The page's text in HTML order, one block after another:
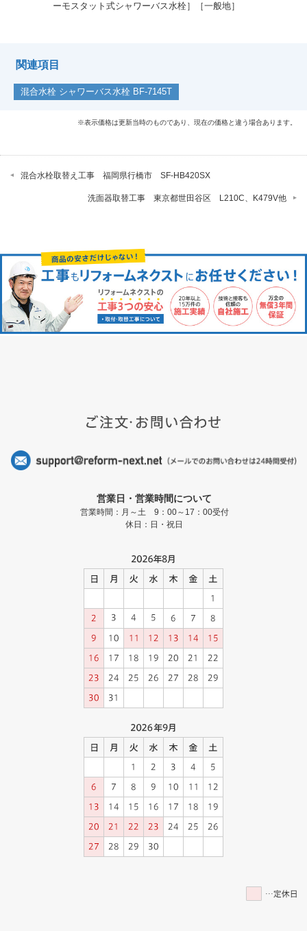
ーモスタット式シャワーバス水栓］［一般地］
関連項目
混合水栓 シャワーバス水栓 BF-7145T
※表示価格は更新当時のものであり、現在の価格と違う場合あります。
混合水栓取替え工事 福岡県行橋市 SF-HB420SX
洗面器取替工事 東京都世田谷区 L210C、K479V他
営業日・営業時間について
営業時間：月～土 9：00～17：00受付
休日：日・祝日